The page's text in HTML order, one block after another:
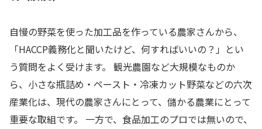
自慢の野菜を使った加工品を作っている農家さんから、
「HACCP義務化と聞いたけど、何すればいいの？」とい
う質問をよく受けます。 観光農園など大規模なものか
ら、小さな瓶詰め・ペースト・冷凍カット野菜などの六次
産業化は、現代の農家さんにとって、儲かる農業にとって
重要な取組です。 一方で、食品加工のプロでは無いので、